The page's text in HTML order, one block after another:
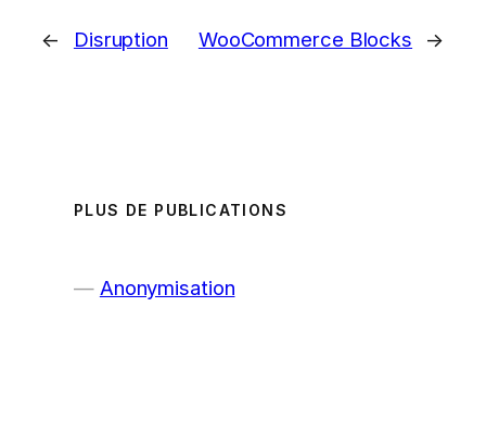
← Disruption WooCommerce Blocks →
PLUS DE PUBLICATIONS
Anonymisation